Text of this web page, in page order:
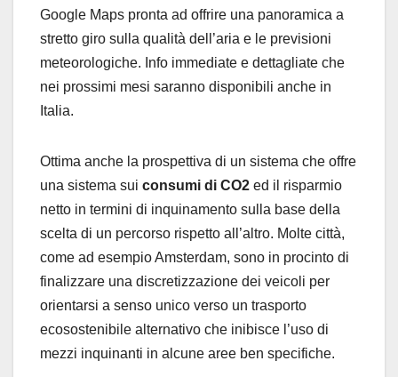
Google Maps pronta ad offrire una panoramica a
stretto giro sulla qualità dell’aria e le previsioni
meteorologiche. Info immediate e dettagliate che
nei prossimi mesi saranno disponibili anche in
Italia.
Ottima anche la prospettiva di un sistema che offre
una sistema sui consumi di CO2 ed il risparmio
netto in termini di inquinamento sulla base della
scelta di un percorso rispetto all’altro. Molte città,
come ad esempio Amsterdam, sono in procinto di
finalizzare una discretizzazione dei veicoli per
orientarsi a senso unico verso un trasporto
ecosostenibile alternativo che inibisce l’uso di
mezzi inquinanti in alcune aree ben specifiche.